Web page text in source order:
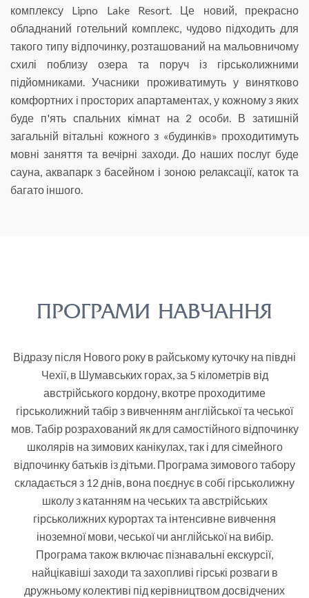
комплексу Lipno Lake Resort. Це новий, прекрасно
обладнаний готельний комплекс, чудово підходить для
такого типу відпочинку, розташований на мальовничому
схилі поблизу озера та поруч із гірськолижними
підйомниками. Учасники проживатимуть у винятково
комфортних і просторих апартаментах, у кожному з яких
буде п'ять спальних кімнат на 2 особи. В затишній
загальній вітальні кожного з «будинків» проходитимуть
мовні заняття та вечірні заходи. До наших послуг буде
сауна, аквапарк з басейном і зоною релаксації, каток та
багато іншого.
ПРОГРАМИ НАВЧАННЯ
Відразу після Нового року в райському куточку на півдні
Чехії, в Шумавських горах, за 5 кілометрів від
австрійського кордону, вкотре проходитиме
гірськолижний табір з вивченням англійської та чеської
мов. Табір розрахований як для самостійного відпочинку
школярів на зимових канікулах, так і для сімейного
відпочинку батьків із дітьми. Програма зимового табору
складається з 12 днів, вона поєднує в собі гірськолижну
школу з катанням на чеських та австрійських
гірськолижних курортах та інтенсивне вивчення
іноземної мови, чеської чи англійської на вибір.
Програма також включає пізнавальні екскурсії,
найцікавіші заходи та захопливі гірські розваги в
дружньому колективі під керівництвом досвідчених